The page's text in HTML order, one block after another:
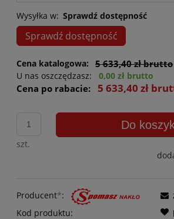
Wysyłka w: Sprawdź dostępność
Sprawdź dostępność
Cena katalogowa: 5 633,40 zł brutto
U nas oszczędzasz: 0,00 zł brutto
Cena po rabacie: 5 633,40 zł
szt.
Do
Producent*:
Kod produktu: